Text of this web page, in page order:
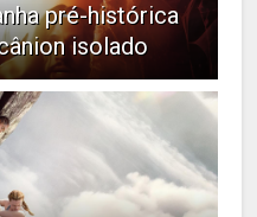
pré-histórica
isolado